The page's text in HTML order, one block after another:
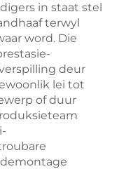
in staat stel
terwyl
word. Die
deur
lei tot
of duur